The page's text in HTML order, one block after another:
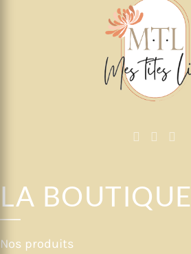
LA BOUTIQUE
Nos produits